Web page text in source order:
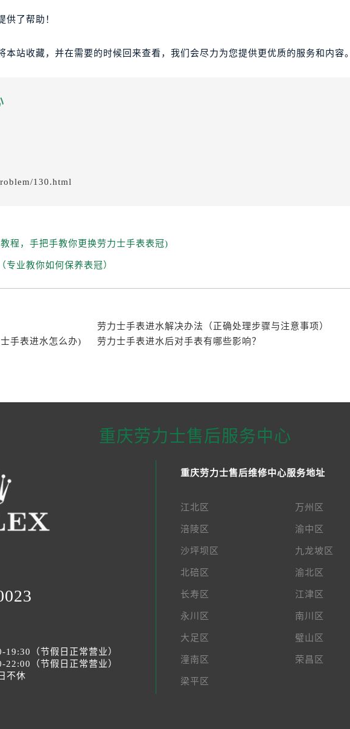
供了帮助！
站收藏，并在需要的时候回来查看，我们会尽力为您提供更优质的服务和内容。
130.html
程，手把手教你更换劳力士手表表冠)
专业教你如何保养表冠）
劳力士手表进水解决办法（正确处理步骤与注意事项）
手表进水怎么办)
劳力士手表进水后对手表有哪些影响？
重庆劳力士售后服务中心
19:30（节假日正常营业）
22:00（节假日正常营业）
不休
重庆劳力士售后维修中心服务地址
江北区 万州区
涪陵区 渝中区
沙坪坝区 九龙坡区
北碚区 渝北区
长寿区 江津区
永川区 南川区
大足区 璧山区
潼南区 荣昌区
梁平区